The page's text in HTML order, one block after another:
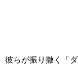
彼らが振り撒く「